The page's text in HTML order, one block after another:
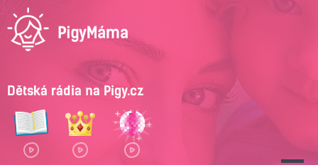
Dětská rádia na Pigy.cz